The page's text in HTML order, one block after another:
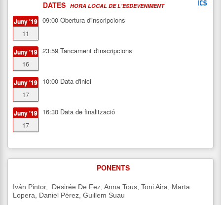
DATES HORA LOCAL DE L'ESDEVENIMENT
Juny '19
11
09:00 Obertura d'inscripcions
Juny '19
16
23:59 Tancament d'inscripcions
Juny '19
17
10:00 Data d'inici
Juny '19
17
16:30 Data de finalització
PONENTS
Iván Pintor, Desirée De Fez, Anna Tous, Toni Aira, Marta
Lopera, Daniel Pérez, Guillem Suau